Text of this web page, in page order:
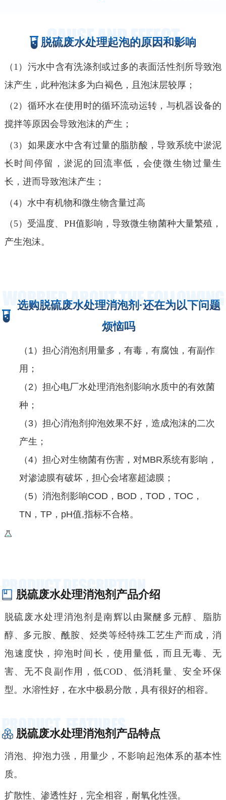
脱硫废水处理起泡的原因和影响
（1）污水中含有洗涤剂或过多的表面活性剂所导致泡
沫产生，此种泡沫多为白褐色，且泡沫层较厚；
（2） 循环水在使用时的循环流动运转，与机器设备的
搅拌等原因会导致泡沫的产生 ；
（3）如果废水中含有过量的脂肪酸，导致系统中淤泥
长时间停留，淤泥的回流率低，会使微生物过量生
长，进而导致泡沫产生；
（4） 水中有机物和微生物含量过高
（5）受温度、PH值影响，导致微生物菌种大量繁殖，
产生泡沫。
选购脱硫废水处理消泡剂·还在为以下问题
烦恼吗
（1）担心消泡剂用量多，有毒，有腐蚀，有副作
用；
（2）担心电厂水处理消泡剂影响水质中的有效菌
种；
（3）担心消泡剂抑泡效果不好，造成泡沫的二次
产生；
（4）担心对生物菌有伤害，对MBR系统有影响，
对渗滤膜有破坏，担心会堵塞超滤膜；
（5）消泡剂影响COD，BOD，TOD，TOC，
TN，TP，pH值,指标不合格。
脱硫废水处理消泡剂产品介绍
脱硫废水处理消泡剂 是南辉 以由聚醚多元醇、脂肪
醇、多元胺、酰胺、烃类等经特殊工艺生产而成，消
泡速度快，抑泡时间 长， 使用量低，而且无毒、 无
害、 无不良副作用 ，低COD、低消耗量、安全环保
型。 水溶性好， 在水中极易分散， 具有很好的相容。
脱硫废水处理消泡剂产品特点
消泡、抑泡力强，用量少，不影响起泡体系的基本性
质。
扩散性、渗透性好，完全相容，耐氧化性强。